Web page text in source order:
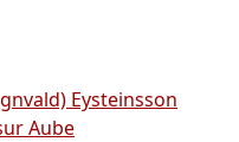
Eysteinsson
Aube